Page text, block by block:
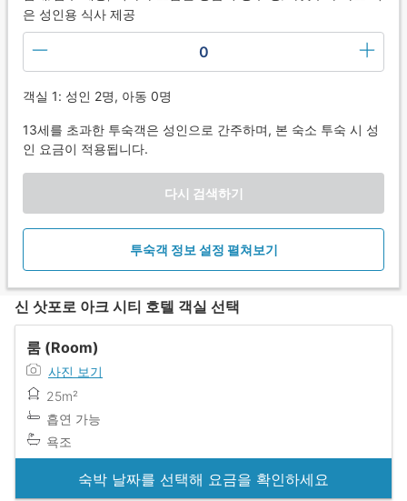
은 성인용 식사 제공
0
객실 1: 성인 2명, 아동 0명
13세를 초과한 투숙객은 성인으로 간주하며, 본 숙소 투숙 시 성
인 요금이 적용됩니다.
다시 검색하기
투숙객 정보 설정 펼쳐보기
신 삿포로 아크 시티 호텔 객실 선택
룸 (Room)
사진 보기
25m²
흡연 가능
욕조
숙박 날짜를 선택해 요금을 확인하세요